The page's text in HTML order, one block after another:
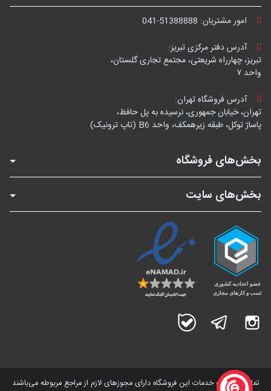
امور مشتریان: 041-51388888
آدرس دفتر مرکزی تبریز:
تبریز، چهارراه شریعتی، مجتمع تجاری گلستان،
واحد ۷
آدرس فروشگاه تهران:
تهران، خیابان جمهوری، نرسیده به پل حافظ،
پاساژ توکل، طبقه زیرهمکف، واحد B6 (تاپ ترونیک)
بخش‌های فروشگاه
بخش‌های سایت
اینستاگرام تلگرام
تمامی کالاها و خدمات این فروشگاه دارای مجوز‌های لازم از مراجع مربوطه می‌باشند